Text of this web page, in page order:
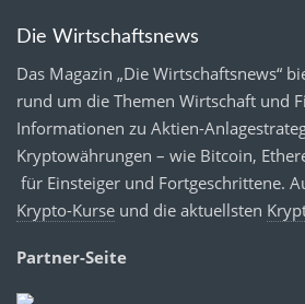
Die Wirtschaftsnews
Das Magazin „Die Wirtschaftsnews“
rund um die Themen Wirtschaft und
Informationen zu Aktien-
Kryptowährungen – wie Bitcoin,
für Einsteiger und Fortgeschrittene.
Krypto-Kurse und die aktuellsten
Partner-Seite